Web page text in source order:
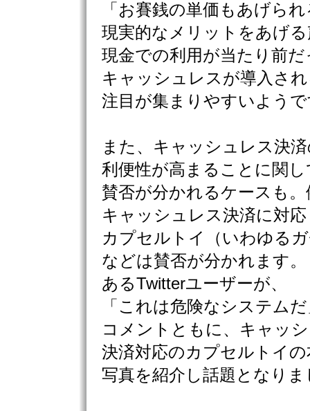
「お賽銭の単価もあげら
現実的なメリットをあげ
現金での利用が当たり前
キャッシュレスが導入さ
注目が集まりやすいよう
また、キャッシュレス決
利便性が高まることに関し
賛否が分かれるケースも
キャッシュレス決済に対
カプセルトイ（いわゆる
などは賛否が分かれます。
あるTwitterユーザーが、
「これは危険なシステム
コメントともに、キャッ
決済対応のカプセルトイの
写真を紹介し話題となりま